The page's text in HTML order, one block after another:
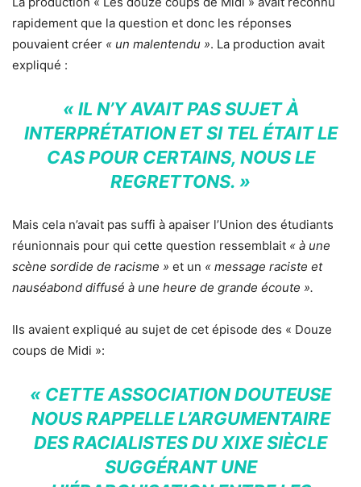
rapidement que la question et donc les réponses
pouvaient créer « un malentendu ». La production avait
expliqué :
« IL N’Y AVAIT PAS SUJET À
INTERPRÉTATION ET SI TEL ÉTAIT LE
CAS POUR CERTAINS, NOUS LE
REGRETTONS. »
Mais cela n’avait pas suffi à apaiser l’Union des étudiants
réunionnais pour qui cette question ressemblait « à une
scène sordide de racisme » et un « message raciste et
nauséabond diffusé à une heure de grande écoute ».
Ils avaient expliqué au sujet de cet épisode des « Douze
coups de Midi »:
« CETTE ASSOCIATION DOUTEUSE
NOUS RAPPELLE L’ARGUMENTAIRE
DES RACIALISTES DU XIXE SIÈCLE
SUGGÉRANT UNE